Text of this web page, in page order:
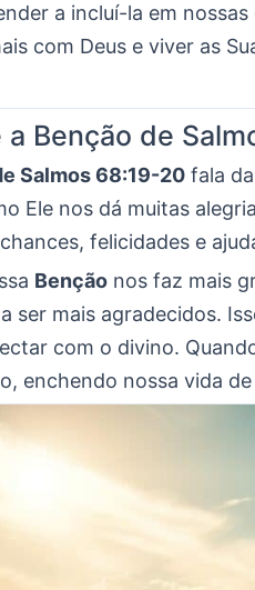
a incluí-la em
com Deus e viver as
a Benção de
Salmos 68:19-20 fala
Ele nos dá muitas
felicidades e
Benção nos faz mais
ser mais agradecidos.
com o divino.
enchendo nossa vida de